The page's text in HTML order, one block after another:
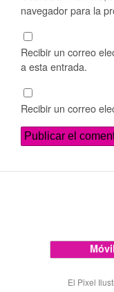
navegador para la
Recibir un correo
a esta entrada.
Recibir un correo
Móvil
El Pixel